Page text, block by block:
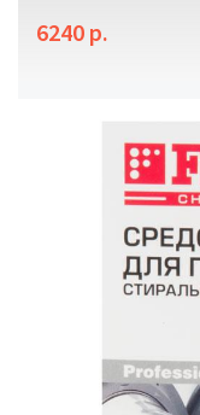
6240 р.